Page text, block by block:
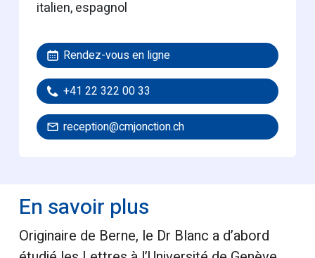
italien, espagnol
Rendez-vous en ligne
+41 22 322 00 33
reception@cmjonction.ch
En savoir plus
Originaire de Berne, le Dr Blanc a d’abord